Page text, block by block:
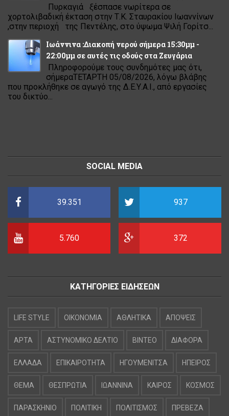
Πυρκαγιά ξέσπασε νωρίτερα σε
χορτολιβαδική έκταση στην Τ.Κ. Σταυρακίου Ιωαννίνων
,στην περιοχή της Πεντέλης, στο ύψωμα Ψιλή Γορίτσ...
Ιωάννινα :Διακοπή νερού σήμερα 15:30μμ -
22:00μμ σε αυτές τις οδούς στα Ζευγάρια
Πληροφορούμε τους συνδημότες μας ότι,
σήμεραΤΕΤΑΡΤΗ 05/08/2026, λόγω βλάβης
που προκλήθηκε σε αγωγό της Δ.Ε.Υ.Α.Ι., από εργασίες
του δικτύο...
SOCIAL MEDIA
39.351 937
5.760 372
ΚΑΤΗΓΟΡΙΕΣ ΕΙΔΗΣΕΩΝ
LIFE STYLE OIKONOMIA ΑΘΛΗΤΙΚΑ ΑΠΟΨΕΙΣ
ΑΡΤΑ ΑΣΤΥΝΟΜΙΚΟ ΔΕΛΤΙΟ ΒΙΝΤΕΟ ΔΙΑΦΟΡΑ
ΕΛΛΑΔΑ ΕΠΙΚΑΙΡΟΤΗΤΑ ΗΓΟΥΜΕΝΙΤΣΑ ΗΠΕΙΡΟΣ
ΘΕΜΑ ΘΕΣΠΡΩΤΙΑ ΙΩΑΝΝΙΝΑ ΚΑΙΡΟΣ ΚΟΣΜΟΣ
ΠΑΡΑΣΚΗΝΙΟ ΠΟΛΙΤΙΚΗ ΠΟΛΙΤΙΣΜΟΣ ΠΡΕΒΕΖΑ